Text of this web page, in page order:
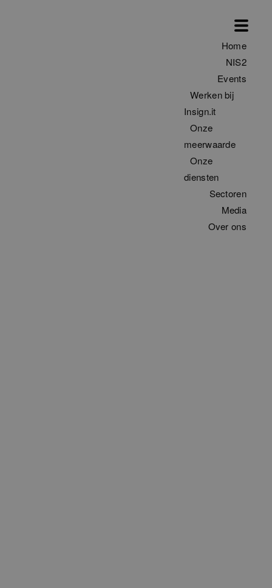
Home
NIS2
Events
Werken bij
Insign.it
Onze
meerwaarde
Onze
diensten
Sectoren
Media
Over ons